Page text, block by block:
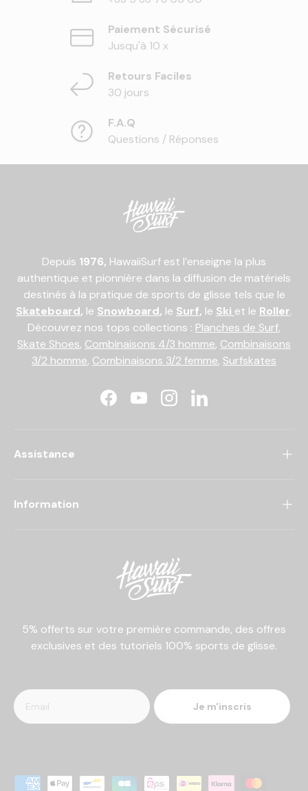
Paiement Sécurisé
Jusqu'à 10 x
Retours Faciles
30 jours
F.A.Q
Questions / Réponses
Depuis 1976, HawaiiSurf est l’enseigne la plus
authentique et pionnière dans la diffusion de matériels
destinés à la pratique de sports de glisse tels que le
Skateboard, le Snowboard, le Surf, le Ski et le Roller.
Découvrez nos tops collections : Planches de Surf,
Skate Shoes, Combinaisons 4/3 homme, Combinaisons
3/2 homme, Combinaisons 3/2 femme, Surfskates
FacebookYouTubeInstagramLinkedIn
Assistance
Information
5% offerts sur votre première commande, des offres
exclusives et des tutoriels 100% sports de glisse.
Je m'inscris
Moyens de paiement acceptés